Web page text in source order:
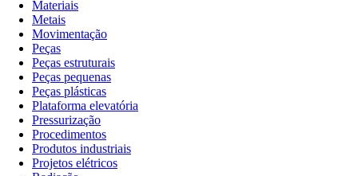
Materiais
Metais
Movimentação
Peças
Peças estruturais
Peças pequenas
Peças plásticas
Plataforma elevatória
Pressurização
Procedimentos
Produtos industriais
Projetos elétricos